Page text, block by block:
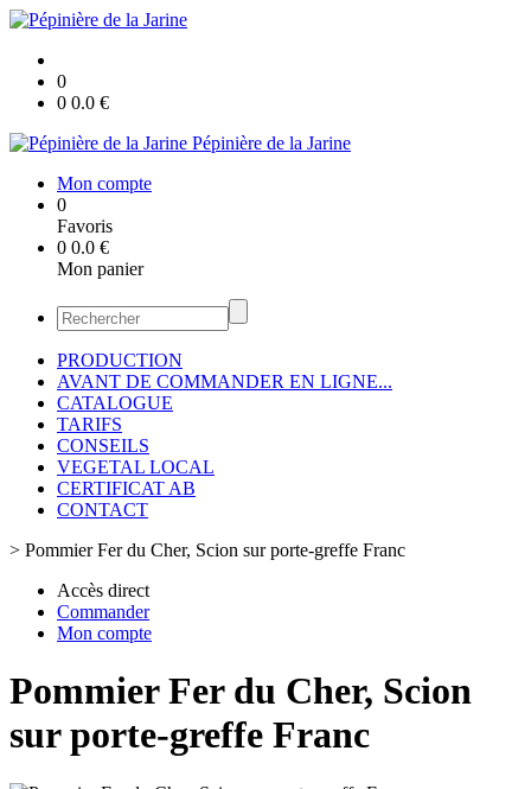
0
0 0.0 €
Pépinière de la Jarine
Mon compte
0
Favoris
0 0.0 €
Mon panier
PRODUCTION
AVANT DE COMMANDER EN LIGNE...
CATALOGUE
TARIFS
CONSEILS
VEGETAL LOCAL
CERTIFICAT AB
CONTACT
> Pommier Fer du Cher, Scion sur porte-greffe Franc
Accès direct
Commander
Mon compte
Pommier Fer du Cher, Scion
sur porte-greffe Franc